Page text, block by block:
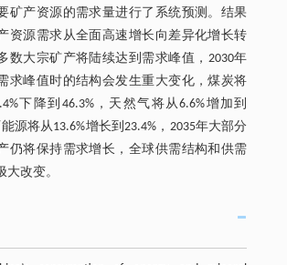
矿产资源的需求量进行了系统预测。结果
资源需求从全面高速增长向差异化增长转
数大宗矿产将陆续达到需求峰值，2030年
求峰值时的结构会发生重大变化，煤炭将
下降到46.3%，天然气将从6.6%增加到
源将从13.6%增长到23.4%，2035年大部分
仍将保持需求增长，全球供需结构和供需
改变。